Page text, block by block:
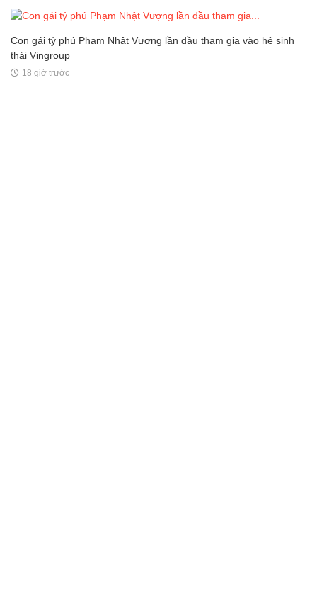
Con gái tỷ phú Phạm Nhật Vượng lần đầu tham gia vào hệ sinh
thái Vingroup
18 giờ trước